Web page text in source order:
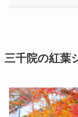
三千院の紅葉